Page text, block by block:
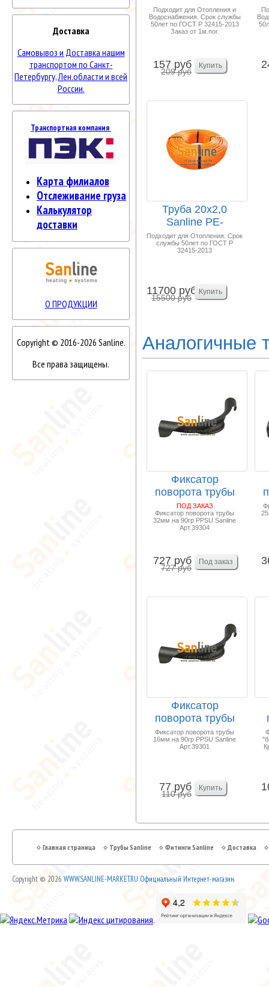
Доставка
Самовывоз и Доставка нашим
транспортом по Санкт-
Петербургу, Лен.области и всей
России.
Транспортная компания
Карта филиалов
Отслеживание груза
Калькулятор
доставки
О ПРОДУКЦИИ
Copyright © 2016-2026 Sanline.
Все права защищены.
a/EVOH 100м
"Универсал...
Подходит для Отопления и
Водоснабжения. Срок службы
50лет по ГОСТ Р 32415-2013
Заказ от 1м.пог.
157 руб
209 руб
Труба 20x2,0
Sanline PE-
RT/EVOH/PE-RT
100м "Теп...
Подходит для Отопления. Срок
службы 50лет по ГОСТ Р
32415-2013
11700 руб
15500 руб
Аналогичные
Фиксатор
поворота трубы
32мм 90гр PPSU
Sanline ...
ПОД ЗАКАЗ
Фиксатор поворота трубы
32мм на 90гр PPSU Sanline
Арт.39304
727 руб
727 руб
Фиксатор
поворота трубы
16мм 90гр PPSU
Sanline ...
Фиксатор поворота трубы
16мм на 90гр PPSU Sanline
Арт.39301
77 руб
110 руб
Главная страница Трубы Sanline Фитинги Sanline Доставка
Copyright © 2026 WWW.SANLINE-MARKET.RU Официальный Интернет-магазин.
.